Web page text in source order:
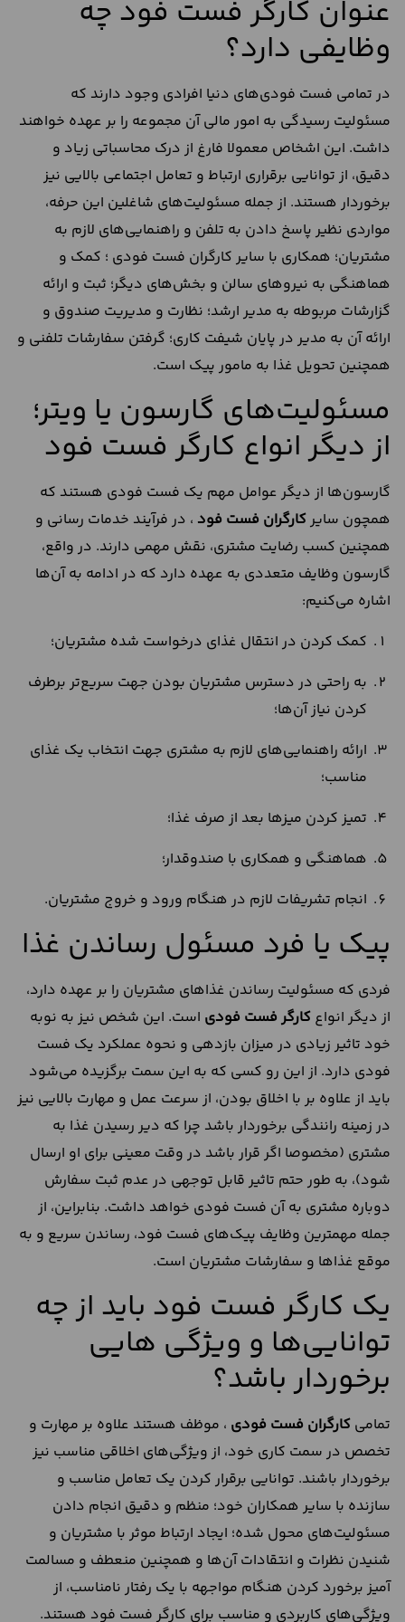
عنوان کارگر فست فود چه
وظایفی دارد؟
در تمامی فست فودی‌های دنیا افرادی وجود دارند که
مسئولیت رسیدگی به امور مالی آن مجموعه را بر عهده خواهند
داشت. این اشخاص معمولا فارغ از درک محاسباتی زیاد و
دقیق، از توانایی برقراری ارتباط و تعامل اجتماعی بالایی نیز
برخوردار هستند. از جمله مسئولیت‌های شاغلین این حرفه،‌
مواردی نظیر پاسخ دادن به تلفن و راهنمایی‌های لازم به
مشتریان؛ همکاری با سایر کارگران فست فودی ؛ کمک و
هماهنگی به نیروهای سالن و بخش‌های دیگر؛ ثبت و ارائه
گزارشات مربوطه به مدیر ارشد؛ نظارت و مدیریت صندوق و
ارائه آن به مدیر در پایان شیفت کاری؛ گرفتن سفارشات تلفنی و
همچنین تحویل غذا به مامور پیک است.
مسئولیت‌های گارسون یا ویتر؛
از دیگر انواع کارگر فست فود
گارسون‌ها از دیگر عوامل مهم یک فست فودی هستند که
همچون سایر کارگران فست فود ، در فرآیند خدمات رسانی و
همچنین کسب رضایت مشتری، نقش مهمی دارند. در واقع،
گارسون وظایف متعددی به عهده دارد که در ادامه به آن‌ها
اشاره می‌کنیم:
کمک کردن در انتقال غذای درخواست شده مشتریان؛
به راحتی در دسترس مشتریان بودن جهت سریع‌تر برطرف
کردن نیاز آن‌ها؛
ارائه راهنمایی‌های لازم به مشتری جهت انتخاب یک غذای
مناسب؛
تمیز کردن میزها بعد از صرف غذا؛
هماهنگی و همکاری با صندوقدار؛
انجام تشریفات لازم در هنگام ورود و خروج مشتریان.
پیک یا فرد مسئول رساندن غذا
فردی که مسئولیت رساندن غذاهای مشتریان را بر عهده دارد،
از دیگر انواع کارگر فست فودی است. این شخص نیز به نوبه
خود تاثیر زیادی در میزان بازدهی و نحوه عملکرد یک فست
فودی دارد. از این رو کسی که به این سمت برگزیده می‌شود
باید از علاوه بر با اخلاق بودن، از سرعت عمل و مهارت بالایی نیز
در زمینه رانندگی برخوردار باشد چرا که دیر رسیدن غذا به
مشتری (مخصوصا اگر قرار باشد در وقت معینی برای او ارسال
شود)، به طور حتم تاثیر قابل توجهی در عدم ثبت سفارش
دوباره مشتری به آن فست فودی خواهد داشت. بنابراین، از
جمله مهمترین وظایف پیک‌های فست فود، رساندن سریع و به
موقع غذاها و سفارشات مشتریان است.
یک کارگر فست فود باید از چه
توانایی‌ها و ویژگی هایی
برخوردار باشد؟
تمامی کارگران فست فودی ، موظف هستند علاوه بر مهارت و
تخصص در سمت کاری خود، از ویژگی‌های اخلاقی مناسب نیز
برخوردار باشند. توانایی برقرار کردن یک تعامل مناسب و
سازنده با سایر همکاران خود؛ منظم و دقیق انجام دادن
مسئولیت‌های محول شده؛ ایجاد ارتباط موثر با مشتریان و
شنیدن نظرات و انتقادات آن‌ها و همچنین منعطف و مسالمت‌
آمیز برخورد کردن هنگام مواجهه با یک رفتار نامناسب، از
ویژگی‌های کاربردی و مناسب برای کارگر فست فود هستند.